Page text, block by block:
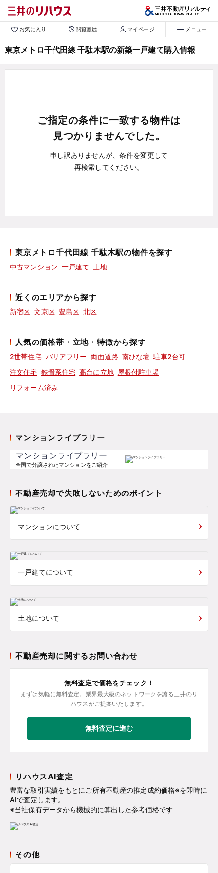
お気に入り 閲覧履歴 マイページ メニュー
東京メトロ千代田線 千駄木駅の新築一戸建て購入情報
ご指定の条件に一致する物件は
見つかりませんでした。
申し訳ありませんが、条件を変更して
再検索してください。
東京メトロ千代田線 千駄木駅の物件を探す
中古マンション 一戸建て 土地
近くのエリアから探す
新宿区 文京区 豊島区 北区
人気の価格帯・立地・特徴から探す
2世帯住宅 バリアフリー 両面道路 南ひな壇 駐車2台可
注文住宅 鉄骨系住宅 高台に立地 屋根付駐車場
リフォーム済み
マンションライブラリー
マンションライブラリー
全国で分譲されたマンションをご紹介
不動産売却で失敗しないためのポイント
マンションについて
一戸建てについて
土地について
不動産売却に関するお問い合わせ
無料査定で価格をチェック！
まずは気軽に無料査定。業界最大級のネットワークを誇る三井のリ
ハウスがご提案いたします。
無料査定に進む
リハウスAI査定
豊富な取引実績をもとにご所有不動産の推定成約価格※を即時に
AIで査定します。
※当社保有データから機械的に算出した参考価格です
その他